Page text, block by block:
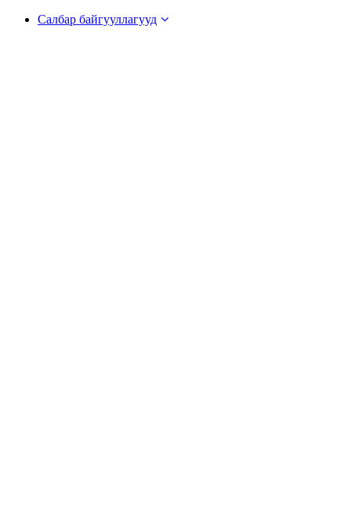
Салбар байгууллагууд